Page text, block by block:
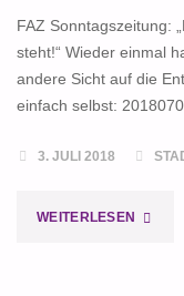
EINER
FAZ Sonntagszeitung:
steht!“ Wieder einmal
andere Sicht auf die
einfach selbst:
3. JULI 2018
WEITERLESEN "MAL